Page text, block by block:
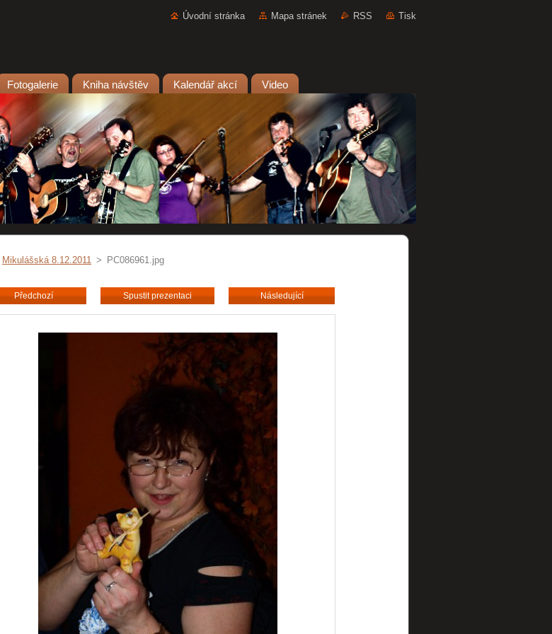
Úvodní stránka Mapa stránek RSS Tisk
Fotogalerie Kniha návštěv Kalendář akcí Video
Mikulášská 8.12.2011 > PC086961.jpg
Předchozí Spustit prezentaci Následující